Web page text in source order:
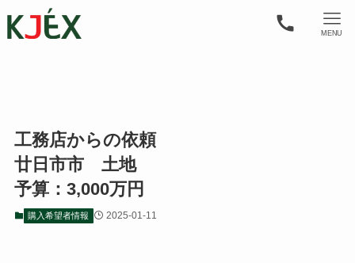
MENU
工務店からの依頼
廿日市市 土地
予算：3,000万円
購入希望者情報 2025-01-11